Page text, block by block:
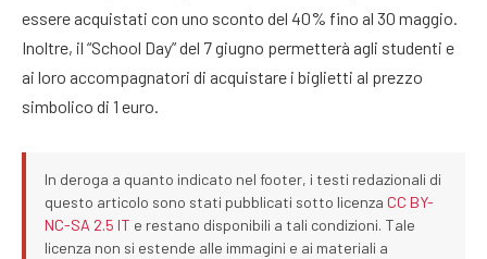
essere acquistati con uno sconto del 40% fino al 30 maggio.
Inoltre, il “School Day” del 7 giugno permetterà agli studenti e
ai loro accompagnatori di acquistare i biglietti al prezzo
simbolico di 1 euro.
In deroga a quanto indicato nel footer, i testi redazionali di
questo articolo sono stati pubblicati sotto licenza CC BY-
NC-SA 2.5 IT e restano disponibili a tali condizioni. Tale
licenza non si estende alle immagini e ai materiali a